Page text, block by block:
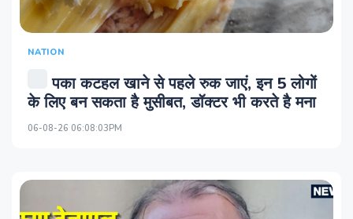
NATION
पका कटहल खाने से पहले रुक जाएं, इन 5 लोगों
के लिए बन सकता है मुसीबत, डॉक्टर भी करते है मना
06-08-26 06:08:03PM